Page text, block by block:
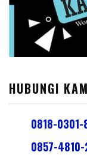
HUBUNGI
0818-0301-
0857-4810-